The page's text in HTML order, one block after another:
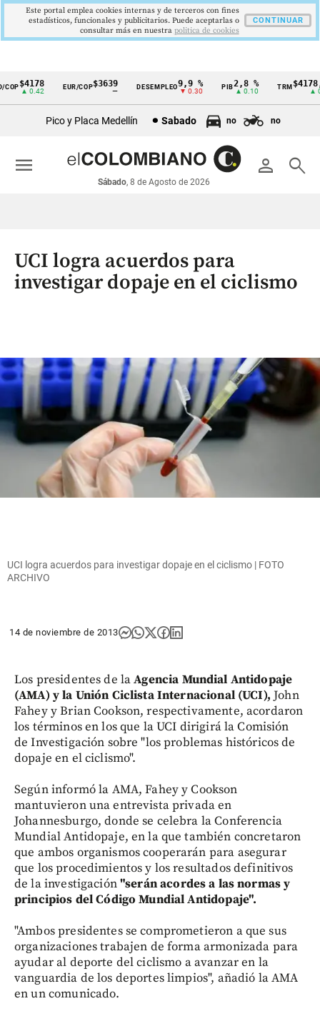
Cintillo
económicos
Colombia
$4178
▲ 0.42
EUR/COP$3639 DESEMPLEO 9,9 %
▼ 0.30
PIB2,8 %
▲ 0.10
TRM
▲
Pico y Placa Medellín Sabado no no
person search
Sábado, 8 de Agosto de 2026
menu
UCI logra acuerdos para
investigar dopaje en el ciclismo
UCI logra acuerdos para investigar dopaje en el ciclismo | FOTO
ARCHIVO
14 de noviembre de 2013
Los presidentes de laAgencia Mundial Antidopaje
(AMA) y la Unión Ciclista Internacional (UCI), John
Fahey y Brian Cookson, respectivamente, acordaron
los términos en los que la UCI dirigirá la Comisión
de Investigación sobre "los problemas históricos de
dopaje en el ciclismo".
Según informó la AMA, Fahey y Cookson
mantuvieron una entrevista privada en
Johannesburgo, donde se celebra la Conferencia
Mundial Antidopaje, en la que también concretaron
que ambos organismos cooperarán para asegurar
que los procedimientos y los resultados definitivos
de la investigación"serán acordes a las normas y
principios del Código Mundial Antidopaje".
"Ambos presidentes se comprometieron a que sus
organizaciones trabajen de forma armonizada para
ayudar al deporte del ciclismo a avanzar en la
vanguardia de los deportes limpios", añadió la AMA
en un comunicado.
Este portal emplea cookies internas y de terceros con fines
estadísticos, funcionales y publicitarios. Puede aceptarlas o
consultar más en nuestra politica de cookies
CONTINUAR